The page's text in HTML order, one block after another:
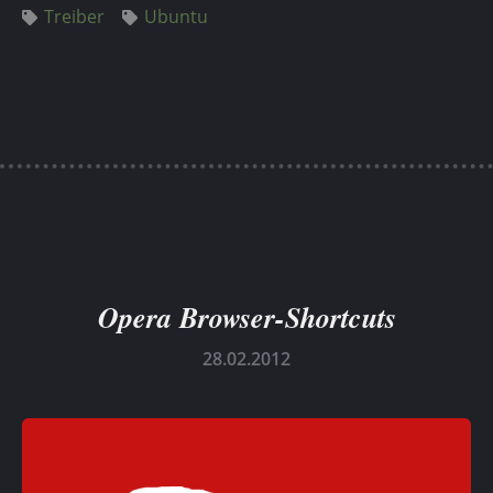
Treiber
Ubuntu
Opera Browser-Shortcuts
28.02.2012